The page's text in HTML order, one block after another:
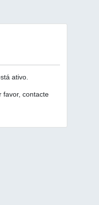
ativo.
favor, contacte